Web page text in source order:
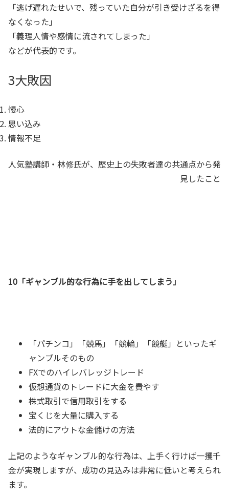
「逃げ遅れたせいで、残っていた自分が引き受けざるを得
なくなった」
「義理人情や感情に流されてしまった」
などが代表的です。
3大敗因
慢心
思い込み
情報不足
人気塾講師・林修氏が、歴史上の失敗者達の共通点から発
見したこと
10「ギャンブル的な行為に手を出してしまう」
「パチンコ」「競馬」「競輪」「競艇」といったギ
ャンブルそのもの
FXでのハイレバレッジトレード
仮想通貨のトレードに大金を費やす
株式取引で信用取引をする
宝くじを大量に購入する
法的にアウトな金儲けの方法
上記のようなギャンブル的な行為は、上手く行けば一攫千
金が実現しますが、成功の見込みは非常に低いと考えられ
ます。